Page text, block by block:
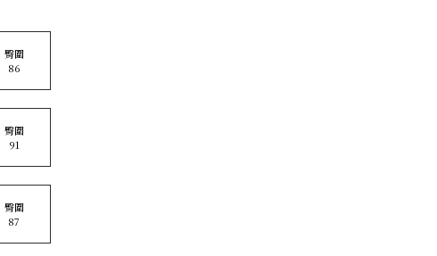
臀圍
86
臀圍
91
臀圍
87